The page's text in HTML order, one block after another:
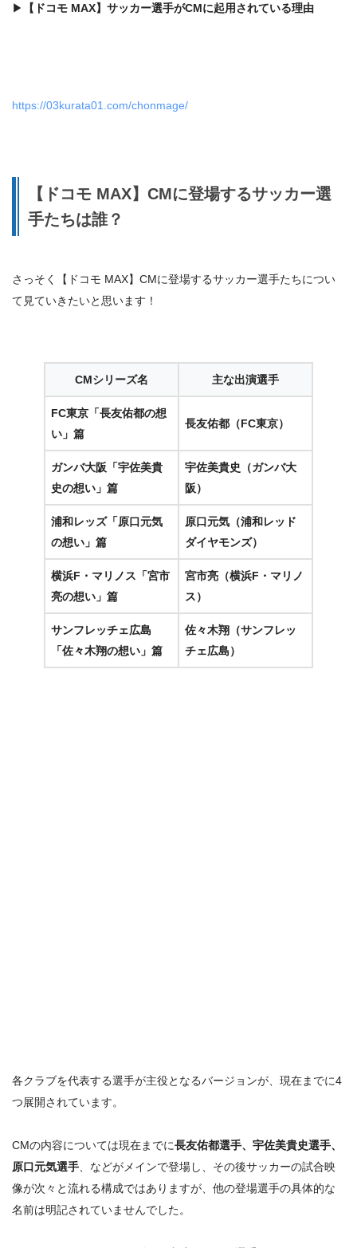
▶ 【ドコモ MAX】 サッカー選手がCMに起用されている理由
https://03kurata01.com/chonmage/
【ドコモ MAX】CMに登場するサッカー選
手たちは誰？
さっそく【ドコモ MAX】CMに登場するサッカー選手たちについ
て見ていきたいと思います！
CMシリーズ名 主な出演選手
FC東京「長友佑都の想
い」篇
長友佑都（FC東京）
ガンバ大阪「宇佐美貴
史の想い」篇
宇佐美貴史（ガンバ大
阪）
浦和レッズ「原口元気
の想い」篇
原口元気（浦和レッド
ダイヤモンズ）
横浜F・マリノス「宮市
亮の想い」篇
宮市亮（横浜F・マリノ
ス）
サンフレッチェ広島
「佐々木翔の想い」篇
佐々木翔（サンフレッ
チェ広島）
各クラブを代表する選手が主役となるバージョンが、現在までに4
つ展開されています。
CMの内容については現在までに長友佑都選手、宇佐美貴史選手、
原口元気選手、などがメインで登場し、その後サッカーの試合映
像が次々と流れる構成ではありますが、 他の登場選手の具体的な
名前は明記されていませんでした。